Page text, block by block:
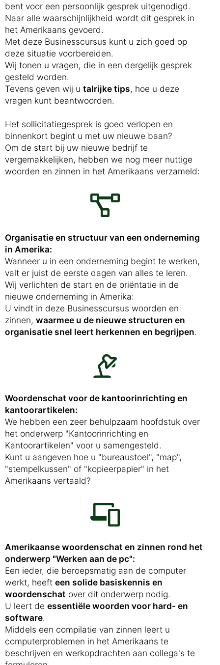
bent voor een persoonlijk gesprek uitgenodigd.
Naar alle waarschijnlijkheid wordt dit gesprek in
het Amerikaans gevoerd.
Met deze Businesscursus kunt u zich goed op
deze situatie voorbereiden.
Wij tonen u vragen, die in een dergelijk gesprek
gesteld worden.
Tevens geven wij u talrijke tips, hoe u deze
vragen kunt beantwoorden.
Het sollicitatiegesprek is goed verlopen en
binnenkort begint u met uw nieuwe baan?
Om de start bij uw nieuwe bedrijf te
vergemakkelijken, hebben we nog meer nuttige
woorden en zinnen in het Amerikaans verzameld:
Organisatie en structuur van een onderneming
in Amerika:
Wanneer u in een onderneming begint te werken,
valt er juist de eerste dagen van alles te leren.
Wij verlichten de start en de oriëntatie in de
nieuwe onderneming in Amerika:
U vindt in deze Businesscursus woorden en
zinnen, waarmee u de nieuwe structuren en
organisatie snel leert herkennen en begrijpen.
Woordenschat voor de kantoorinrichting en
kantoorartikelen:
We hebben een zeer behulpzaam hoofdstuk over
het onderwerp "Kantoorinrichting en
Kantoorartikelen" voor u samengesteld.
Kunt u aangeven hoe u "bureaustoel", "map",
"stempelkussen" of "kopieerpapier" in het
Amerikaans vertaald?
Amerikaanse woordenschat en zinnen rond het
onderwerp "Werken aan de pc":
Een ieder, die beroepsmatig aan de computer
werkt, heeft een solide basiskennis en
woordenschat over dit onderwerp nodig.
U leert de essentiële woorden voor hard- en
software.
Middels een compilatie van zinnen leert u
computerproblemen in het Amerikaans te
beschrijven en werkopdrachten aan collega's te